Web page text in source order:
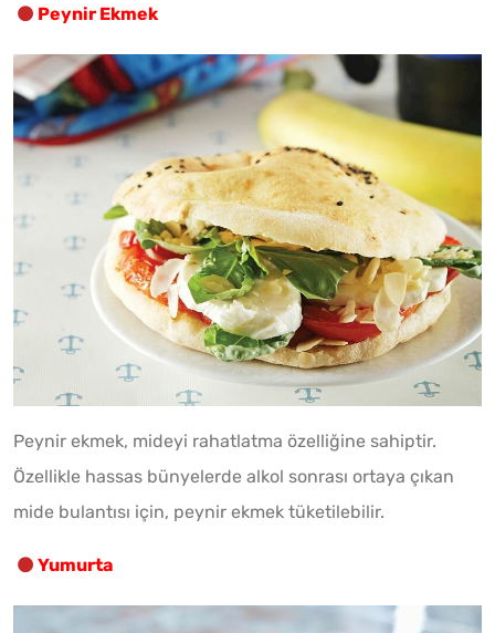
Peynir Ekmek
Peynir ekmek, mideyi rahatlatma özelliğine sahiptir.
Özellikle hassas bünyelerde alkol sonrası ortaya çıkan
mide bulantısı için, peynir ekmek tüketilebilir.
Yumurta